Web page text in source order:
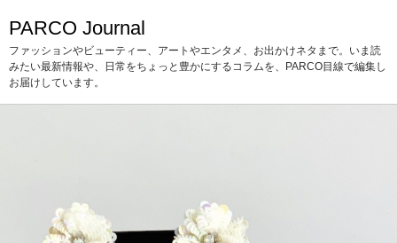
PARCO Journal
ファッションやビューティー、アートやエンタメ、お出かけネタまで。いま読
みたい最新情報や、日常をちょっと豊かにするコラムを、PARCO目線で編集し
お届けしています。